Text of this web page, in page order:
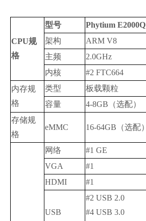
CPU规
格
型号
Phytium E2000Q
架构
ARM V8
主频
2.0GHz
内核
#2 FTC664
内存规
格
类型
板载颗粒
容量
4-8GB （选配）
存储规
格
eMMC 16-64GB （选配）
网络
#1 GE
VGA
#1
HDMI
#1
USB
#2 USB 2.0
#4 USB 3.0